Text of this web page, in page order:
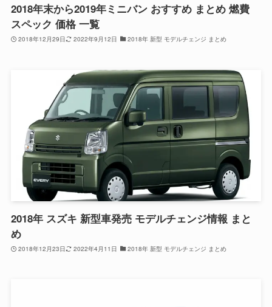
2018年末から2019年ミニバン おすすめ まとめ 燃費
スペック 価格 一覧
2018年12月29日 2022年9月12日 2018年 新型 モデルチェンジ まとめ
2018年 スズキ 新型車発売 モデルチェンジ情報 まと
め
2018年12月23日 2022年4月11日 2018年 新型 モデルチェンジ まとめ